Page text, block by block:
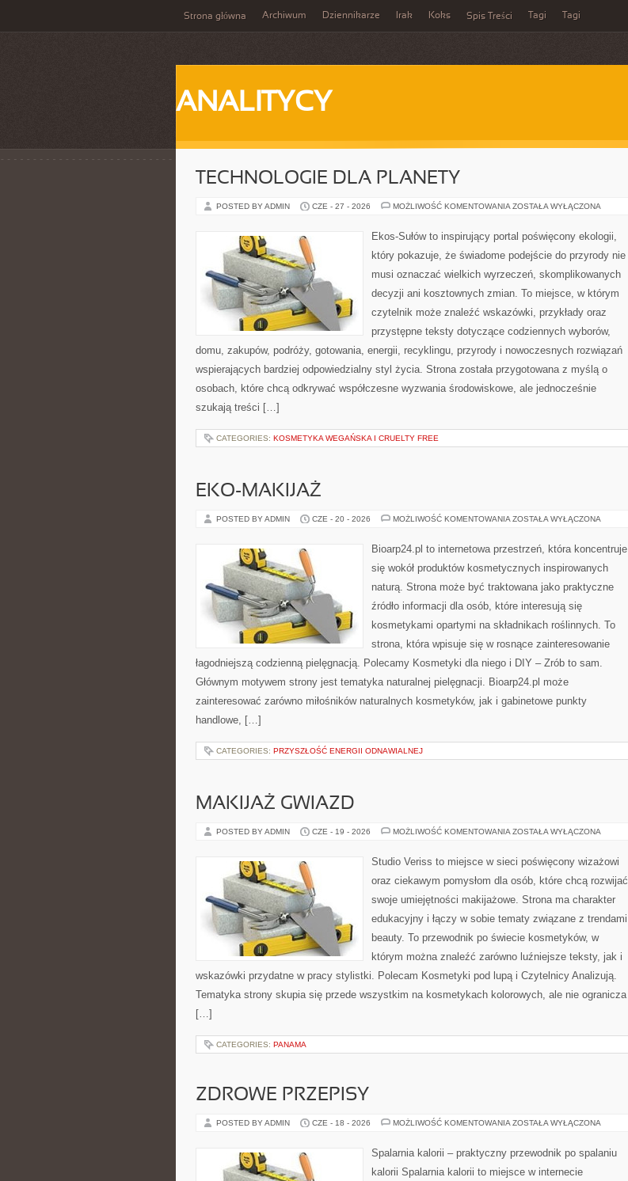
Strona główna Archiwum Dziennikarze Irak Koks Spis Treści Tagi Tagi
ANALITYCY
TECHNOLOGIE DLA PLANETY
POSTED BY ADMIN CZE - 27 - 2026 MOŻLIWOŚĆ KOMENTOWANIA TECHNOLOGIE
ZOSTAŁA WYŁĄCZONA
Ekos-Sułów to inspirujący portal poświęcony ekologii,
który pokazuje, że świadome podejście do przyrody nie
musi oznaczać wielkich wyrzeczeń, skomplikowanych
decyzji ani kosztownych zmian. To miejsce, w którym
czytelnik może znaleźć wskazówki, przykłady oraz
przystępne teksty dotyczące codziennych wyborów,
domu, zakupów, podróży, gotowania, energii, recyklingu, przyrody i nowoczesnych rozwiązań
wspierających bardziej odpowiedzialny styl życia. Strona została przygotowana z myślą o
osobach, które chcą odkrywać współczesne wyzwania środowiskowe, ale jednocześnie
szukają treści […]
CATEGORIES: KOSMETYKA WEGAŃSKA I CRUELTY FREE
EKO-MAKIJAŻ
POSTED BY ADMIN CZE - 20 - 2026 MOŻLIWOŚĆ KOMENTOWANIA EKO-
ZOSTAŁA WYŁĄCZONA
Bioarp24.pl to internetowa przestrzeń, która koncentruje
się wokół produktów kosmetycznych inspirowanych
naturą. Strona może być traktowana jako praktyczne
źródło informacji dla osób, które interesują się
kosmetykami opartymi na składnikach roślinnych. To
strona, która wpisuje się w rosnące zainteresowanie
łagodniejszą codzienną pielęgnacją. Polecamy Kosmetyki dla niego i DIY – Zrób to sam.
Głównym motywem strony jest tematyka naturalnej pielęgnacji. Bioarp24.pl może
zainteresować zarówno miłośników naturalnych kosmetyków, jak i gabinetowe punkty
handlowe, […]
CATEGORIES: PRZYSZŁOŚĆ ENERGII ODNAWIALNEJ
MAKIJAŻ GWIAZD
POSTED BY ADMIN CZE - 19 - 2026 MOŻLIWOŚĆ KOMENTOWANIA MAKIJAŻ
ZOSTAŁA WYŁĄCZONA
Studio Veriss to miejsce w sieci poświęcony wizażowi
oraz ciekawym pomysłom dla osób, które chcą rozwijać
swoje umiejętności makijażowe. Strona ma charakter
edukacyjny i łączy w sobie tematy związane z trendami
beauty. To przewodnik po świecie kosmetyków, w
którym można znaleźć zarówno luźniejsze teksty, jak i
wskazówki przydatne w pracy stylistki. Polecam Kosmetyki pod lupą i Czytelnicy Analizują.
Tematyka strony skupia się przede wszystkim na kosmetykach kolorowych, ale nie ogranicza
[…]
CATEGORIES: PANAMA
ZDROWE PRZEPISY
POSTED BY ADMIN CZE - 18 - 2026 MOŻLIWOŚĆ KOMENTOWANIA ZDROWE
ZOSTAŁA WYŁĄCZONA
Spalarnia kalorii – praktyczny przewodnik po spalaniu
kalorii Spalarnia kalorii to miejsce w internecie